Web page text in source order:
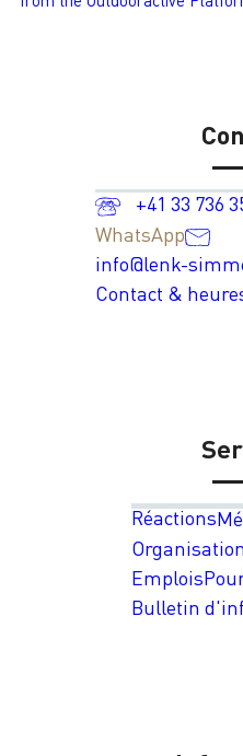
+41 33 736
WhatsApp
info@lenk-
Contact &
Réactions
Emplois
Bulletin